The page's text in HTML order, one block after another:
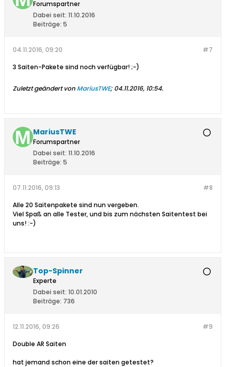
Forumspartner
Dabei seit: 11.10.2016
Beiträge: 5
#7
04.11.2016, 09:20
3 Saiten-Pakete sind noch verfügbar! ;-)
Zuletzt geändert von MariusTWE; 04.11.2016, 10:54.
MariusTWE
Forumspartner
Dabei seit: 11.10.2016
Beiträge: 5
#8
07.11.2016, 09:13
Alle 20 Saitenpakete sind nun vergeben.
Viel Spaß an alle Tester, und bis zum nächsten Saitentest bei
uns! :-)
Top-Spinner
Experte
Dabei seit: 10.01.2010
Beiträge: 736
#9
12.11.2016, 09:26
Double AR Saiten
hat jemand schon eine der saiten getestet?